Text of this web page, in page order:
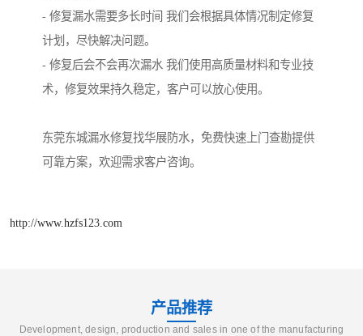
- 修复漏水需要多长时间 我们会根据具体情况制定修复
计划，尽快解决问题。
- 修复后会不会再次漏水 我们使用高质量材料和专业技
术，修复效果持久稳定，客户可以放心使用。
东莞东城漏水修复找华展防水，免费快速上门查勘提供
可靠方案，欢迎需求客户咨询。
http://www.hzfs123.com
产品推荐
Development, design, production and sales in one of the manufacturing